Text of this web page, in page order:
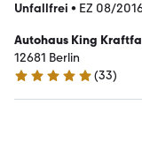
Unfallfrei • EZ 08/
Autohaus King
(haftungsbeschränkt)
12681 Berlin
5 Sterne
(33)